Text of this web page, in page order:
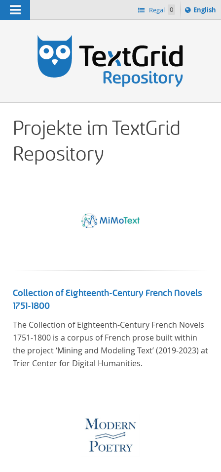
Navigation Regal 0
Switch
English
Projekte im TextGrid
Repository
Collection of Eighteenth-Century French Novels
1751-1800
The Collection of Eighteenth-Century French Novels
1751-1800 is a corpus of French prose built within
the project ‘Mining and Modeling Text’ (2019-2023) at
Trier Center for Digital Humanities.